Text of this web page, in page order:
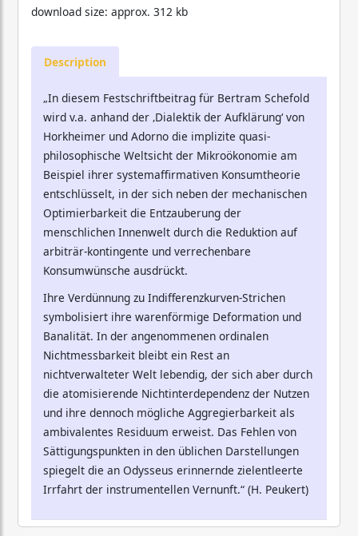
download size: approx. 312 kb
Description
„In diesem Festschriftbeitrag für Bertram Schefold
wird v.a. anhand der ‚Dialektik der Aufklärung‘ von
Horkheimer und Adorno die implizite quasi-
philosophische Weltsicht der Mikroökonomie am
Beispiel ihrer systemaffirmativen Konsumtheorie
entschlüsselt, in der sich neben der mechanischen
Optimierbarkeit die Entzauberung der
menschlichen Innenwelt durch die Reduktion auf
arbiträr-kontingente und verrechenbare
Konsumwünsche ausdrückt.
Ihre Verdünnung zu Indifferenzkurven-Strichen
symbolisiert ihre warenförmige Deformation und
Banalität. In der angenommenen ordinalen
Nichtmessbarkeit bleibt ein Rest an
nichtverwalteter Welt lebendig, der sich aber durch
die atomisierende Nichtinterdependenz der Nutzen
und ihre dennoch mögliche Aggregierbarkeit als
ambivalentes Residuum erweist. Das Fehlen von
Sättigungspunkten in den üblichen Darstellungen
spiegelt die an Odysseus erinnernde zielentleerte
Irrfahrt der instrumentellen Vernunft.“ (H. Peukert)